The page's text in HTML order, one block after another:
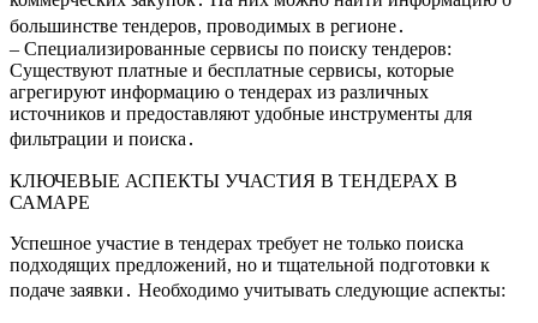
большинстве тендеров, проводимых в регионе․
– Специализированные сервисы по поиску тендеров:
Существуют платные и бесплатные сервисы, которые
агрегируют информацию о тендерах из различных
источников и предоставляют удобные инструменты для
фильтрации и поиска․
КЛЮЧЕВЫЕ АСПЕКТЫ УЧАСТИЯ В ТЕНДЕРАХ В
САМАРЕ
Успешное участие в тендерах требует не только поиска
подходящих предложений, но и тщательной подготовки к
подаче заявки․ Необходимо учитывать следующие аспекты: